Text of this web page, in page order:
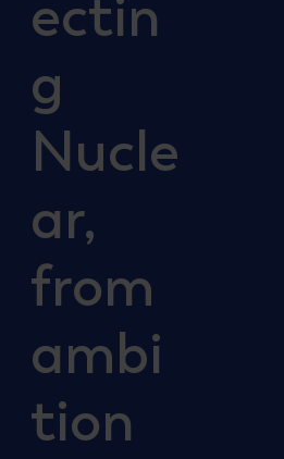
ectin
g
Nucle
ar,
from
ambi
tion